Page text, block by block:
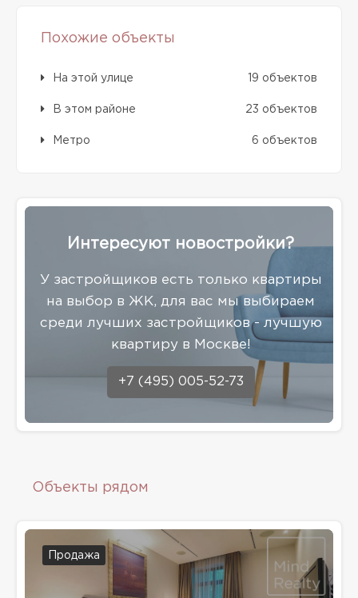
Похожие объекты
На этой улице 19 объектов
В этом районе 23 объектов
Метро 6 объектов
Интересуют новостройки?
У застройщиков есть только квартиры
на выбор в ЖК, для вас мы выбираем
среди лучших застройщиков - лучшую
квартиру в Москве!
+7 (495) 005-52-73
Объекты рядом
Продажа